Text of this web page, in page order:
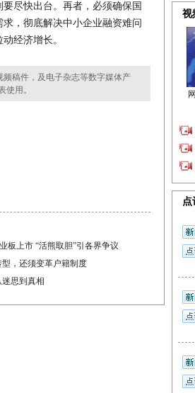
尽快出台。再者，必须确保国
，彻底解决中小企业融资难问
经济增长。
稿件，及电子杂志等数字媒体产
用。
板上市 “活熊取胆”引各界争议
型，还须变革户籍制度
思到真相